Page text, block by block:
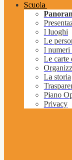
Scuola
I luoghi
Le
I numeri
Le carte
La storia
Piano
Privacy